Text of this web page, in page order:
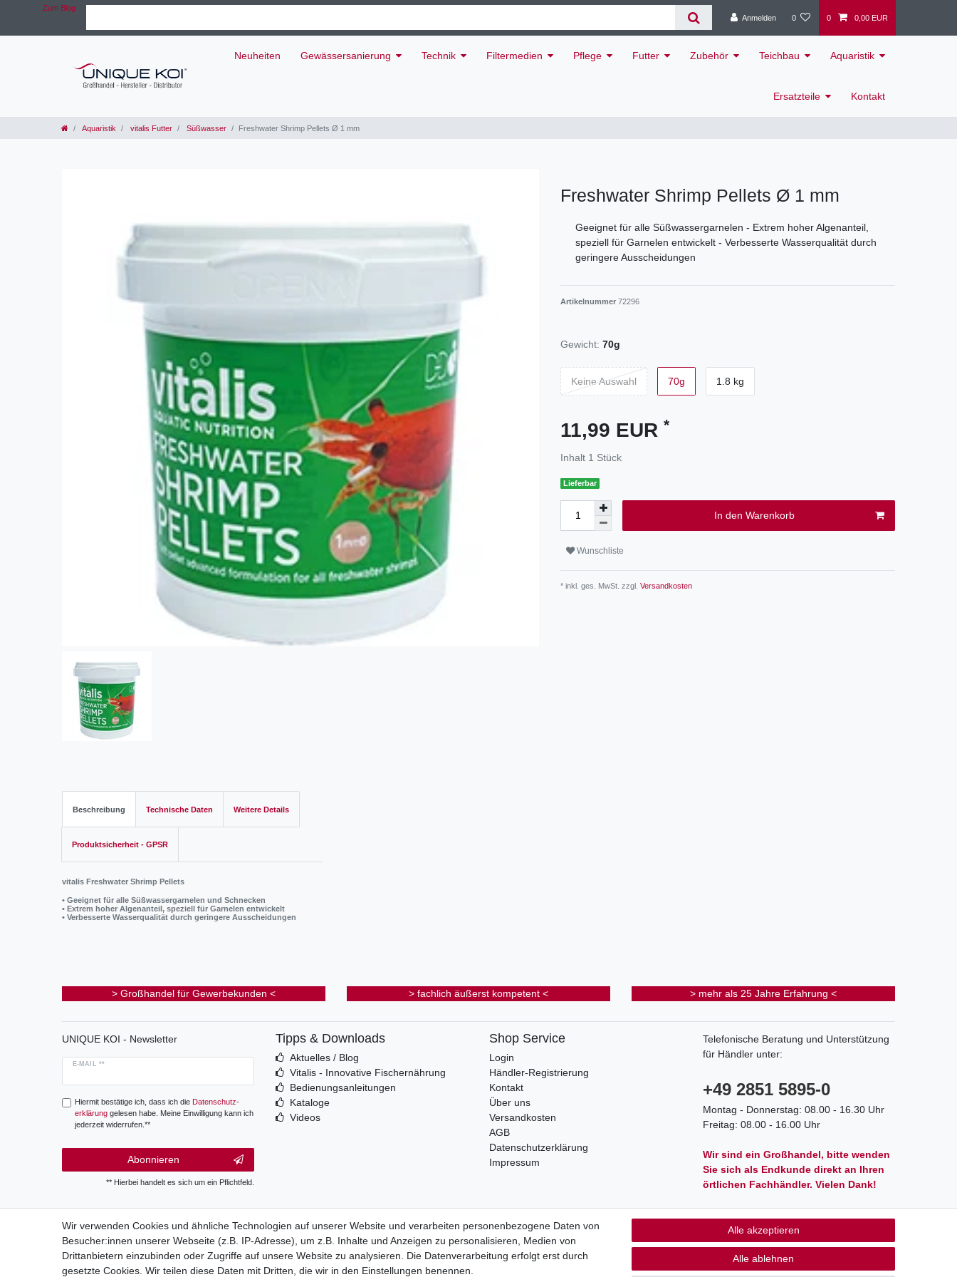
Zum Blog
Anmelden
0 0 0,00 EUR
Neuheiten Gewässersanierung Technik Filtermedien Pflege Futter Zubehör Teichbau Aquaristik
Ersatzteile Kontakt
Aquaristik vitalis Futter Süßwasser Freshwater Shrimp Pellets Ø 1 mm
Freshwater Shrimp Pellets Ø 1 mm
Geeignet für alle Süßwassergarnelen - Extrem hoher Algenanteil,
speziell für Garnelen entwickelt - Verbesserte Wasserqualität durch
geringere Ausscheidungen
Artikelnummer 72296
Gewicht: 70g
Keine Auswahl 70g 1.8 kg
11,99 EUR *
Inhalt 1 Stück
Lieferbar
In den Warenkorb
Wunschliste
* inkl. ges. MwSt. zzgl. Versandkosten
Beschreibung Technische Daten Weitere Details
Produktsicherheit - GPSR
vitalis Freshwater Shrimp Pellets
• Geeignet für alle Süßwassergarnelen und Schnecken
• Extrem hoher Algenanteil, speziell für Garnelen entwickelt
• Verbesserte Wasserqualität durch geringere Ausscheidungen
> Großhandel für Gewerbekunden < > fachlich äußerst kompetent < > mehr als 25 Jahre Erfahrung <
UNIQUE KOI - Newsletter
E-MAIL **
Hiermit bestätige ich, dass ich die Daten­schutz­
erklärunggelesen habe. Meine Einwilligung kann ich
jederzeit widerrufen.**
Abonnieren
** Hierbei handelt es sich um ein Pflichtfeld.
Tipps & Downloads
Aktuelles / Blog
Vitalis - Innovative Fischernährung
Bedienungsanleitungen
Kataloge
Videos
Shop Service
Login
Händler-Registrierung
Kontakt
Über uns
Versandkosten
AGB
Datenschutzerklärung
Impressum
Telefonische Beratung und Unterstützung
für Händler unter:
+49 2851 5895-0
Montag - Donnerstag: 08.00 - 16.30 Uhr
Freitag: 08.00 - 16.00 Uhr
Wir sind ein Großhandel, bitte wenden
Sie sich als Endkunde direkt an Ihren
örtlichen Fachhändler. Vielen Dank!
Widerrufs­recht Impressum Daten­schutz­erklärung Kontakt
Wir verwenden Cookies und ähnliche Technologien auf unserer Website und verarbeiten personenbezogene Daten von
Besucher:innen unserer Webseite (z.B. IP-Adresse), um z.B. Inhalte und Anzeigen zu personalisieren, Medien von
Drittanbietern einzubinden oder Zugriffe auf unsere Website zu analysieren. Die Datenverarbeitung erfolgt erst durch
gesetzte Cookies. Wir teilen diese Daten mit Dritten, die wir in den Einstellungen benennen.
Alle akzeptieren
Alle ablehnen